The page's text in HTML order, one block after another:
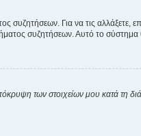
συζητήσεων. Για να τις
συζητήσεων. Αυτό το σύστημα θα
των στοιχείων μου κατά τη